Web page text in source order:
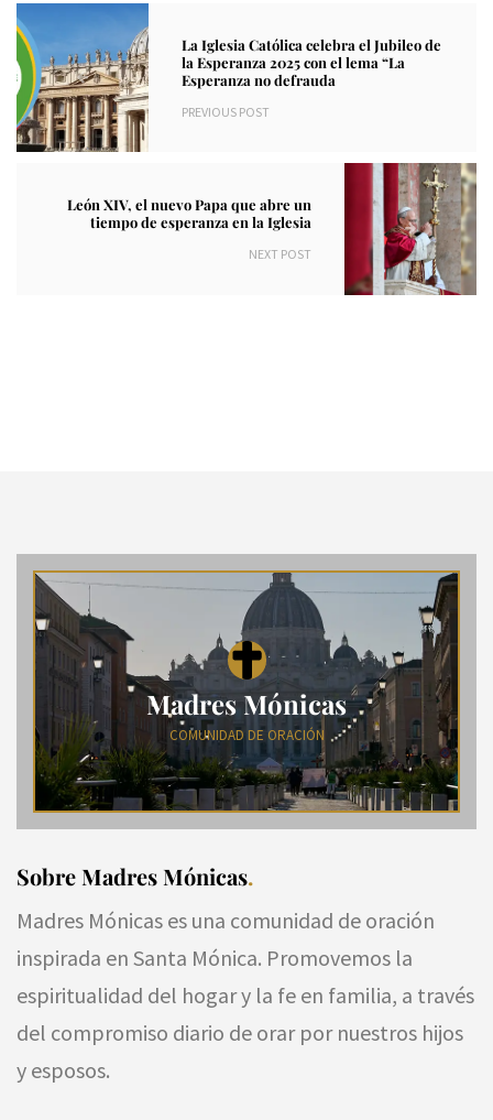
La Iglesia Católica celebra el Jubileo de
la Esperanza 2025 con el lema “La
Esperanza no defrauda
PREVIOUS POST
León XIV, el nuevo Papa que abre un
tiempo de esperanza en la Iglesia
NEXT POST
Madres Mónicas
COMUNIDAD DE ORACIÓN
Sobre Madres Mónicas.
Madres Mónicas es una comunidad de oración
inspirada en Santa Mónica. Promovemos la
espiritualidad del hogar y la fe en familia, a través
del compromiso diario de orar por nuestros hijos
y esposos.